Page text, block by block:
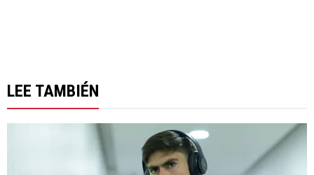
LEE TAMBIÉN